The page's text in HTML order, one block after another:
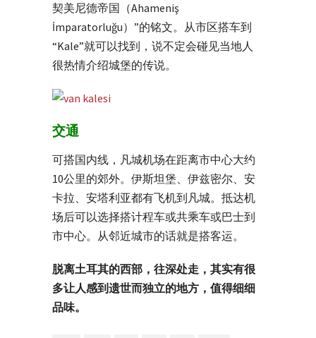
契美尼德帝国（Ahameniş
İmparatorluğu）”的铭文。从市区搭车到
“Kale”就可以找到，说不定会碰见当地人
很热情介绍城堡的传说。
交通
可搭国内线，凡城机场在距离市中心大约
10公里的郊外。伊斯坦堡、伊兹密尔、安
卡拉、安塔利亚都有飞机到凡城。抵达机
场后可以选择搭计程车或共乘车或巴士到
市中心。从邻近城市的话就是搭客运。
脱离土耳其的西部，往深处走，其实有很
多让人感到遗世而独立的地方，值得细细
品味。